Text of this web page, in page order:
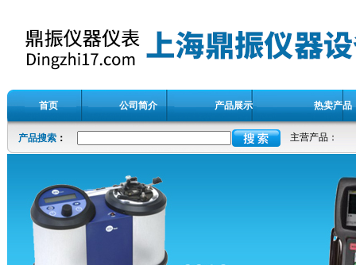
首页 公司简介 产品展示 热卖产品
产品搜索 ： 主营产品：